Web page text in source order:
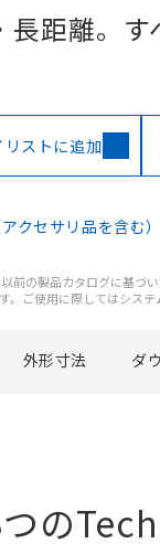
長距離。
リストに追加
クセサリ品を含む
前の製品カタログに基づ
。ご使用に際してはシステ
外形寸法 ダ
の